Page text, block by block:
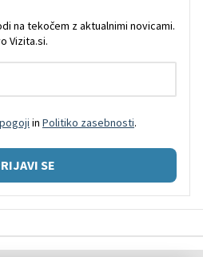
na tekočem z aktualnimi novicami.
Vizita.si.
in Politiko zasebnosti.
SE